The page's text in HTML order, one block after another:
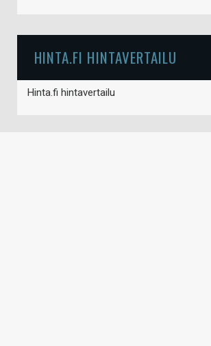
HINTA.FI HINTAVERTAILU
Hinta.fi hintavertailu